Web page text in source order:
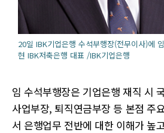
20일 IBK기업은행 수석부행장(전무이사)에
현 IBK저축은행 대표 /IBK기업은행
임 수석부행장은 기업은행 재직 시
사업부장, 퇴직연금부장 등 본점 주
서 은행업무 전반에 대한 이해가 높